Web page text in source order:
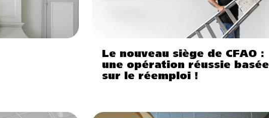
Le nouveau siège de CFAO :
une opération réussie basée
sur le réemploi !